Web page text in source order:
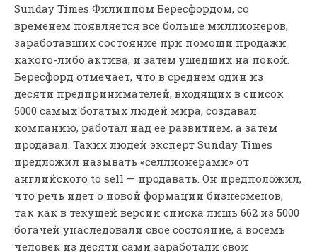
Sunday Times Филиппом Бересфордом, со
временем появляется все больше миллионеров,
заработавших состояние при помощи продажи
какого-либо актива, и затем ушедших на покой.
Бересфорд отмечает, что в среднем один из
десяти предпринимателей, входящих в список
5000 самых богатых людей мира, создавал
компанию, работал над ее развитием, а затем
продавал. Таких людей эксперт Sunday Times
предложил называть «селлионерами» от
английского to sell — продавать. Он предположил,
что речь идет о новой формации бизнесменов,
так как в текущей версии списка лишь 662 из 5000
богачей унаследовали свое состояние, а восемь
человек из десяти сами заработали свои